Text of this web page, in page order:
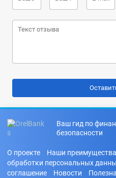
Ваш гид по
безопасности
О проекте Наши преимущества
обработки персональных
соглашение
Новости